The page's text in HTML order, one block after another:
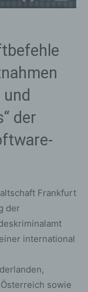
der
Frankfurt
der
international
sowie